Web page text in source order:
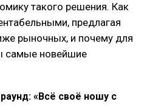
такого решения. Как
предлагая
рыночных, и почему для
самые новейшие
«Всё своё ношу с